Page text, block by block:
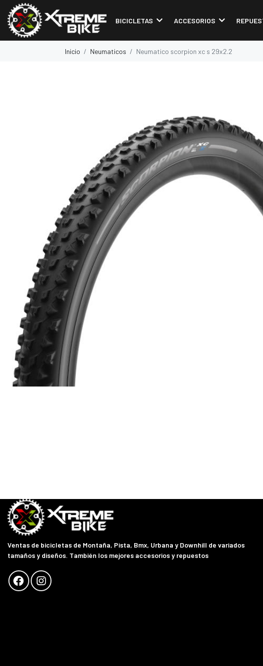
BICICLETAS ACCESORIOS
Inicio Neumaticos Neumatico scorpion xc s 29x2.2
Ventas de bicicletas de Montaña, Pista, Bmx, Urbana y Downhill de variados
tamaños y diseños. También los mejores accesorios y repuestos